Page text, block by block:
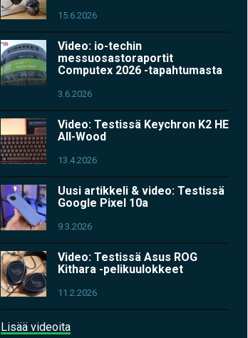
15.6.2026
Video: io-techin
messuosastoraportit
Computex 2026 -tapahtumasta
3.6.2026
Video: Testissä Keychron K2 HE
All-Wood
13.4.2026
Uusi artikkeli & video: Testissä
Google Pixel 10a
9.3.2026
Video: Testissä Asus ROG
Kithara -pelikuulokkeet
11.2.2026
Lisää videoita